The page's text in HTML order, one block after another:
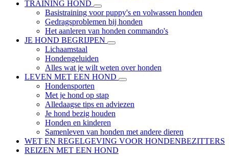
TRAINING HOND
Basistraining voor puppy's en volwassen honden
Gedragsproblemen bij honden
Het aanleren van honden commando's
JE HOND BEGRIJPEN
Lichaamstaal
Hondengeluiden
Alles wat je wilt weten over honden
LEVEN MET EEN HOND
Hondensporten
Met je hond op stap
Alledaagse tips en adviezen
Je hond bezig houden
Honden en kinderen
Samenleven van honden met andere dieren
WET EN REGELGEVING VOOR HONDENBEZITTERS
REIZEN MET EEN HOND